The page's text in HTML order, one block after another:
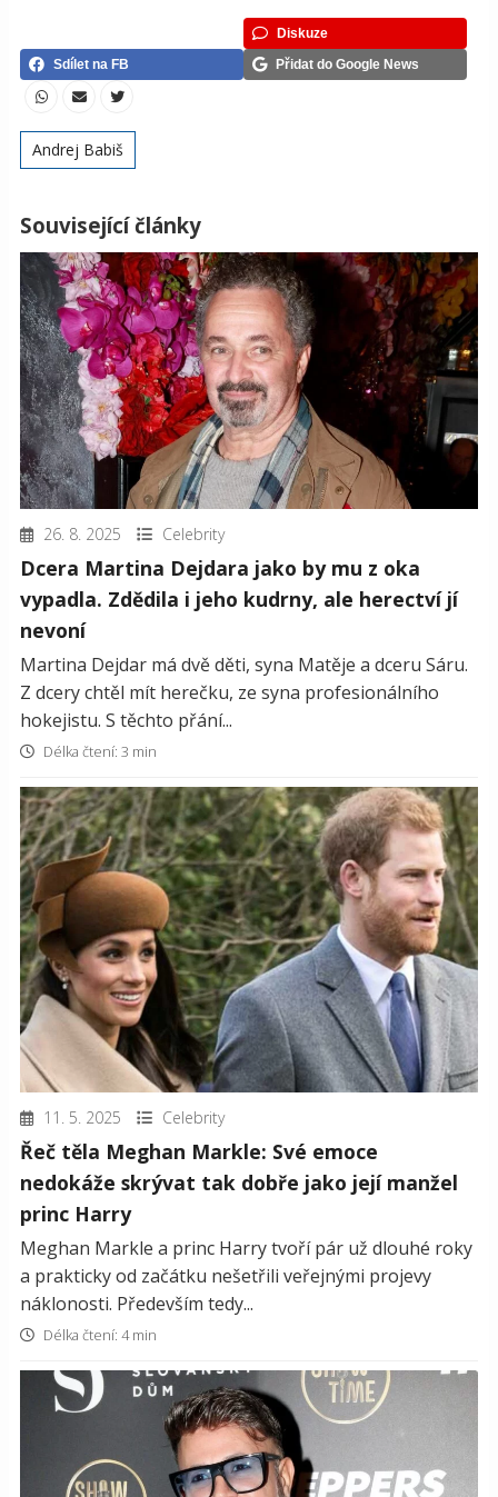
Diskuze
Sdílet na FB
Přidat do Google News
Andrej Babiš
Související články
26. 8. 2025 Celebrity
Dcera Martina Dejdara jako by mu z oka
vypadla. Zdědila i jeho kudrny, ale herectví jí
nevoní
Martina Dejdar má dvě děti, syna Matěje a dceru Sáru.
Z dcery chtěl mít herečku, ze syna profesionálního
hokejistu. S těchto přání...
Délka čtení: 3 min
11. 5. 2025 Celebrity
Řeč těla Meghan Markle: Své emoce
nedokáže skrývat tak dobře jako její manžel
princ Harry
Meghan Markle a princ Harry tvoří pár už dlouhé roky
a prakticky od začátku nešetřili veřejnými projevy
náklonosti. Především tedy...
Délka čtení: 4 min